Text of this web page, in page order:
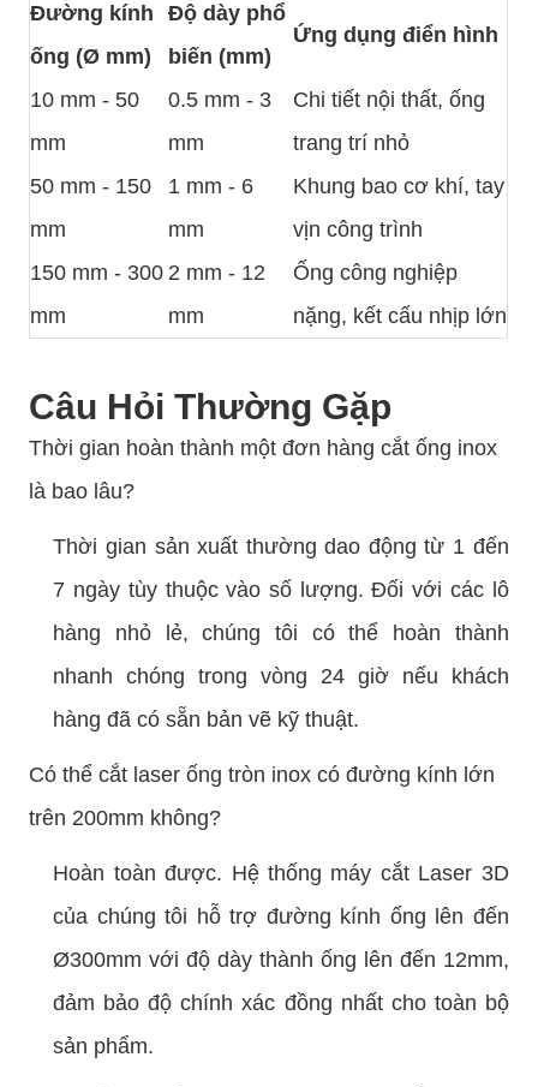
Đường kính
ống (Ø mm)
Độ dày phổ
biến (mm)
Ứng dụng điển hình
10 mm - 50
mm
0.5 mm - 3
mm
Chi tiết nội thất, ống
trang trí nhỏ
50 mm - 150
mm
1 mm - 6
mm
Khung bao cơ khí, tay
vịn công trình
150 mm - 300
mm
2 mm - 12
mm
Ống công nghiệp
nặng, kết cấu nhịp lớn
Câu Hỏi Thường Gặp
Thời gian hoàn thành một đơn hàng cắt ống inox
là bao lâu?
Thời gian sản xuất thường dao động từ 1 đến
7 ngày tùy thuộc vào số lượng. Đối với các lô
hàng nhỏ lẻ, chúng tôi có thể hoàn thành
nhanh chóng trong vòng 24 giờ nếu khách
hàng đã có sẵn bản vẽ kỹ thuật.
Có thể cắt laser ống tròn inox có đường kính lớn
trên 200mm không?
Hoàn toàn được. Hệ thống máy cắt Laser 3D
của chúng tôi hỗ trợ đường kính ống lên đến
Ø300mm với độ dày thành ống lên đến 12mm,
đảm bảo độ chính xác đồng nhất cho toàn bộ
sản phẩm.